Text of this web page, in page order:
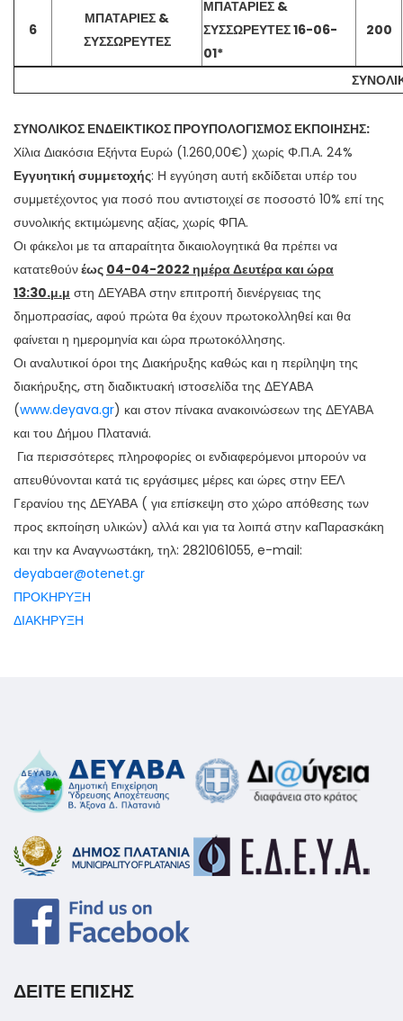
6
ΜΠΑΤΑΡΙΕΣ &
ΣΥΣΣΩΡΕΥΤΕΣ
ΜΠΑΤΑΡΙΕΣ &
ΣΥΣΣΩΡΕΥΤΕΣ 16-06-
01*
200
ΣΥΝΟΛΙΚΟΣ ΕΝΔΕΙΚΤΙΚΟΣ ΠΡΟΥΠΟΛΟΓΙΣΜΟΣ ΕΚΠΟΙΗΣΗΣ:
Χίλια Διακόσια Εξήντα Ευρώ (1.260,00€) χωρίς Φ.Π.Α. 24%
Εγγυητική συμμετοχής: Η εγγύηση αυτή εκδίδεται υπέρ του
συμμετέχοντος για ποσό που αντιστοιχεί σε ποσοστό 10% επί της
συνολικής εκτιμώμενης αξίας, χωρίς ΦΠΑ.
Οι φάκελοι με τα απαραίτητα δικαιολογητικά θα πρέπει να
κατατεθούνέως 04-04-2022 ημέρα Δευτέρα και ώρα
13:30.μ.μ στη ΔΕΥΑΒΑ στην επιτροπή διενέργειας της
δημοπρασίας, αφού πρώτα θα έχουν πρωτοκολληθεί και θα
φαίνεται η ημερομηνία και ώρα πρωτοκόλλησης.
Οι αναλυτικοί όροι της Διακήρυξης καθώς και η περίληψη της
διακήρυξης, στη διαδικτυακή ιστοσελίδα της ΔΕΥAΒΑ
(www.deyava.gr) και στον πίνακα ανακοινώσεων της ΔΕΥΑΒΑ
και του Δήμου Πλατανιά.
Για περισσότερες πληροφορίες οι ενδιαφερόμενοι μπορούν να
απευθύνονται κατά τις εργάσιμες μέρες και ώρες στην ΕΕΛ
Γερανίου της ΔΕΥΑΒΑ ( για επίσκεψη στο χώρο απόθεσης των
προς εκποίηση υλικών) αλλά και για τα λοιπά στην καΠαρασκάκη
και την κα Αναγνωστάκη, τηλ: 2821061055, e-mail:
deyabaer@otenet.gr
ΠΡΟΚΗΡΥΞΗ
ΔΙΑΚΗΡΥΞΗ
ΔΕΙΤΕ ΕΠΙΣΗΣ